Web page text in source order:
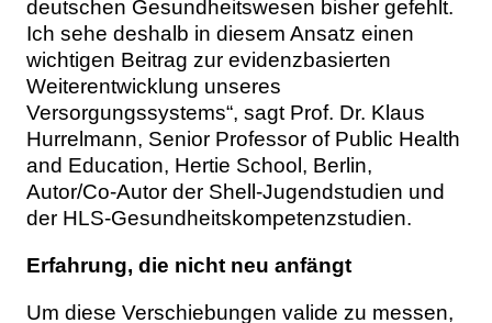
deutschen Gesundheitswesen bisher gefehlt.
Ich sehe deshalb in diesem Ansatz einen
wichtigen Beitrag zur evidenzbasierten
Weiterentwicklung unseres
Versorgungssystems“, sagt Prof. Dr. Klaus
Hurrelmann, Senior Professor of Public Health
and Education, Hertie School, Berlin,
Autor/Co-Autor der Shell-Jugendstudien und
der HLS-Gesundheitskompetenzstudien.
Erfahrung, die nicht neu anfängt
Um diese Verschiebungen valide zu messen,